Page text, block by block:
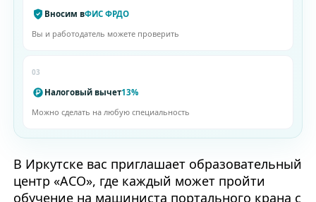
Вносим вФИС ФРДО
Вы и работодатель можете проверить
03
Налоговый вычет13%
Можно сделать на любую специальность
В Иркутске вас приглашает образовательный
центр «АСО», где каждый может пройти
обучение на машиниста портального крана с